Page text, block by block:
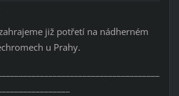
již potřetí na nádherném
u Prahy.